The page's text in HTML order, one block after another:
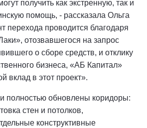
получить как экстренную, так и
помощь, - рассказала Ольга
перехода проводится благодаря
отозвавшегося на запрос
о сборе средств, и отклику
бизнеса, «АБ Капитал»
вклад в этот проект».
полностью обновлены коридоры:
стен и потолков,
конструктивные